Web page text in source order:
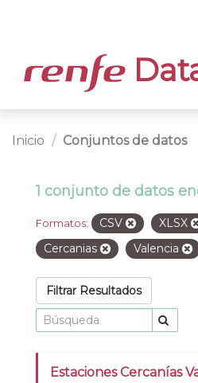
Inicio Conjuntos de datos
1 conjunto de datos
Formatos: CSV XLSX
Cercanias Valencia
Filtrar Resultados
Estaciones Cercanías